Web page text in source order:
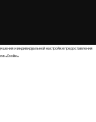
и индивидуальной настройки предоставления
«Cookie».